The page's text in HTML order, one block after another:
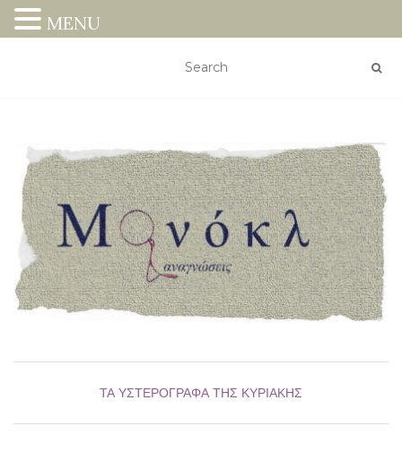
ΤΑ ΥΣΤΕΡΌΓΡΑΦΑ ΤΗΣ ΚΥΡΙΑΚΉΣ
MENU